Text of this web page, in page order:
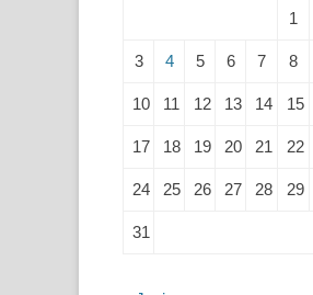
1
3 4 5 6 7 8
10 11 12 13 14 15
17 18 19 20 21 22
24 25 26 27 28 29
31